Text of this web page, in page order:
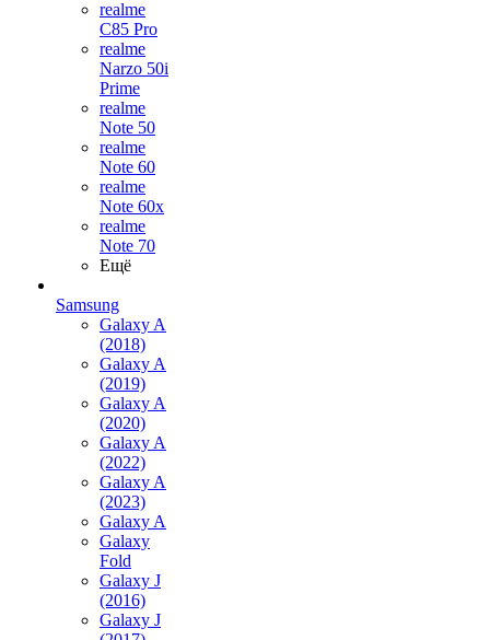
realme
C85 Pro
realme
Narzo 50i
Prime
realme
Note 50
realme
Note 60
realme
Note 60x
realme
Note 70
Ещё
Samsung
Galaxy A
(2018)
Galaxy A
(2019)
Galaxy A
(2020)
Galaxy A
(2022)
Galaxy A
(2023)
Galaxy A
Galaxy
Fold
Galaxy J
(2016)
Galaxy J